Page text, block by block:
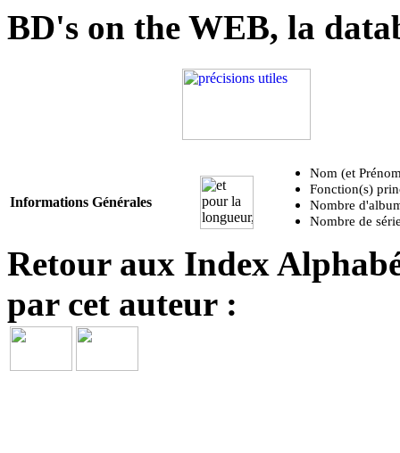
BD's on the WEB, la
Informations Générales
Nom (et
Fonction(s)
Nombre
Nombre de
Retour aux Index
par cet auteur :